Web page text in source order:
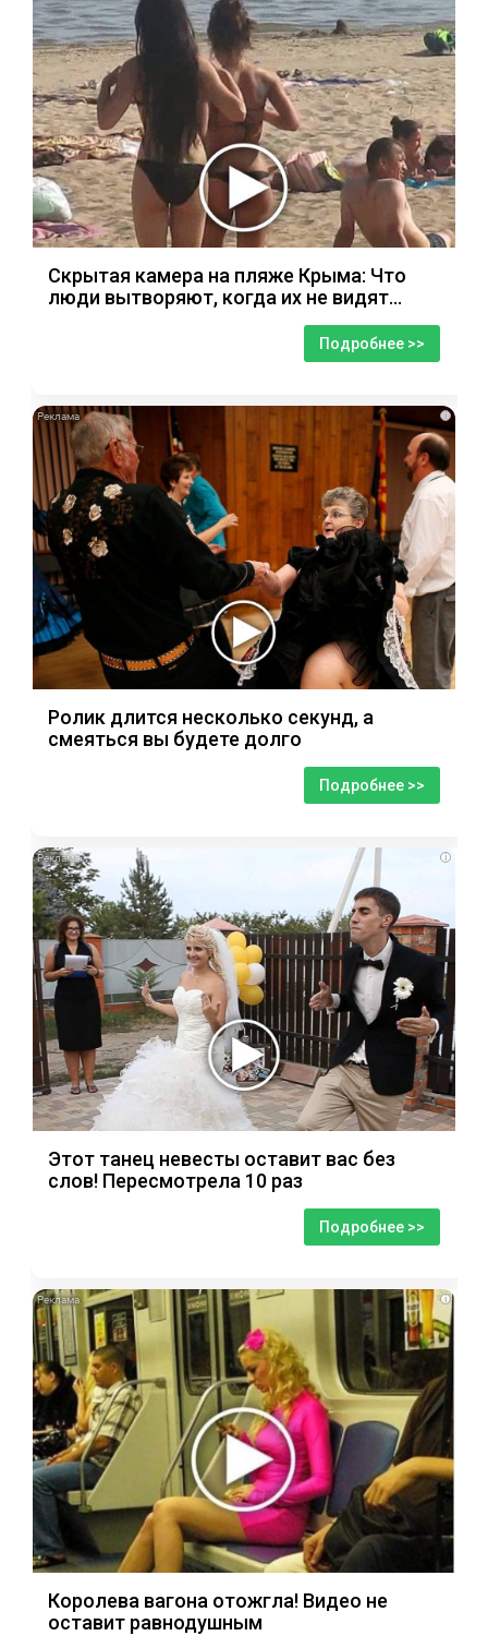
Скрытая камера на пляже Крыма: Что
люди вытворяют, когда их не видят...
Подробнее >>
i
Ролик длится несколько секунд, а
смеяться вы будете долго
Подробнее >>
i
Этот танец невесты оставит вас без
слов! Пересмотрела 10 раз
Подробнее >>
i
Королева вагона отожгла! Видео не
оставит равнодушным